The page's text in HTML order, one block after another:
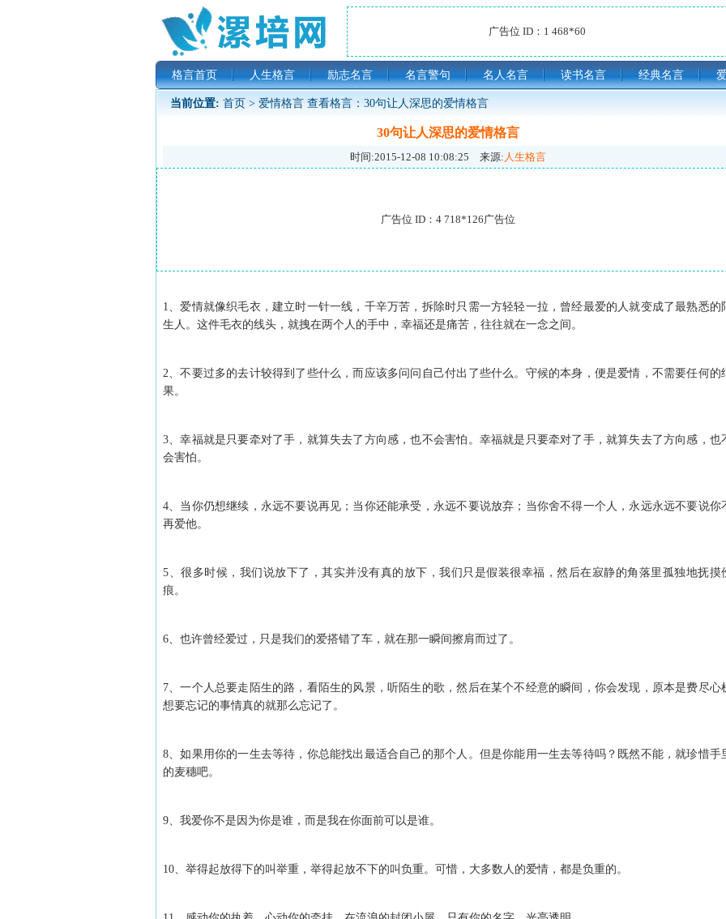
广告位 ID：1 468*60
格言首页 人生格言 励志名言 名言警句 名人名言 读书名言 经典名言
当前位置: 首页 > 爱情格言 查看格言：30句让人深思的爱情格言
30句让人深思的爱情格言
时间:2015-12-08 10:08:25 来源: 人生格言
广告位 ID：4 718*126广告位
1、爱情就像织毛衣，建立时一针一线，千辛万苦，拆除时只需一方轻轻一拉，曾经最爱的人就变成了最熟悉的
生人。这件毛衣的线头，就拽在两个人的手中，幸福还是痛苦，往往就在一念之间。
2、不要过多的去计较得到了些什么，而应该多问问自己付出了些什么。守候的本身，便是爱情，不需要任何的
果。
3、幸福就是只要牵对了手，就算失去了方向感，也不会害怕。幸福就是只要牵对了手，就算失去了方向感，也
会害怕。
4、当你仍想继续，永远不要说再见；当你还能承受，永远不要说放弃；当你舍不得一个人，永远永远不要说你
再爱他。
5、很多时候，我们说放下了，其实并没有真的放下，我们只是假装很幸福，然后在寂静的角落里孤独地抚摸
痕。
6、也许曾经爱过，只是我们的爱搭错了车，就在那一瞬间擦肩而过了。
7、一个人总要走陌生的路，看陌生的风景，听陌生的歌，然后在某个不经意的瞬间，你会发现，原本是费尽心
想要忘记的事情真的就那么忘记了。
8、如果用你的一生去等待，你总能找出最适合自己的那个人。但是你能用一生去等待吗？既然不能，就珍惜手
的麦穗吧。
9、我爱你不是因为你是谁，而是我在你面前可以是谁。
10、举得起放得下的叫举重，举得起放不下的叫负重。可惜，大多数人的爱情，都是负重的。